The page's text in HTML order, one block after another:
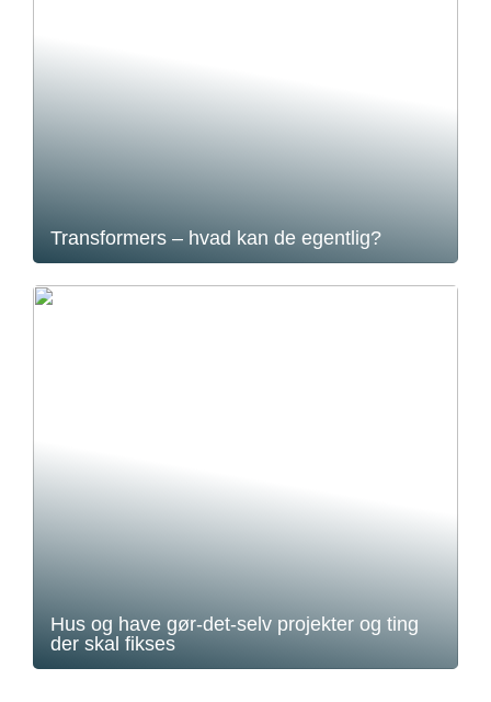
Transformers – hvad kan de egentlig?
Hus og have gør-det-selv projekter og ting
der skal fikses